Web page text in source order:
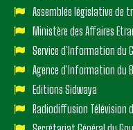
Assemblée législative de
Ministère des Affaires
Service d'Information du
Agence d'Information du
Editions Sidwaya
Radiodiffusion Télévision